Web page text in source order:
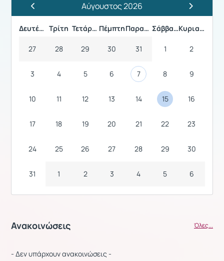
Προηγούμενος ΜήναςΑύγουστος 2026
Επόμενος
Δευτέρα Τρίτη Τετάρτη Πέμπτη Παρασκευή Σάββατο Κυριακή
27 28 29 30 31 1 2
3 4 5 6 7 8 9
10 11 12 13 14 15 16
17 18 19 20 21 22 23
24 25 26 27 28 29 30
31 1 2 3 4 5 6
Ανακοινώσεις Όλες...
- Δεν υπάρχουν ανακοινώσεις -